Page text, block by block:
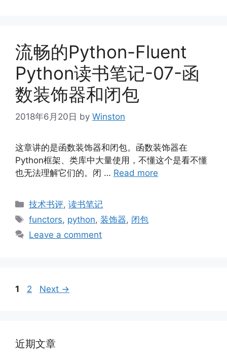
流畅的Python-Fluent
Python读书笔记-07-函
数装饰器和闭包
2018年6月20日 by Winston
这章讲的是函数装饰器和闭包。函数装饰器在
Python框架、类库中大量使用，不懂这个是看不懂
也无法理解它们的。闭 … Read more
Categories
技术书评,读书笔记
Tags
functors, python,装饰器, 闭包
Leave a comment
Page
1 Page
2 Next →
近期文章